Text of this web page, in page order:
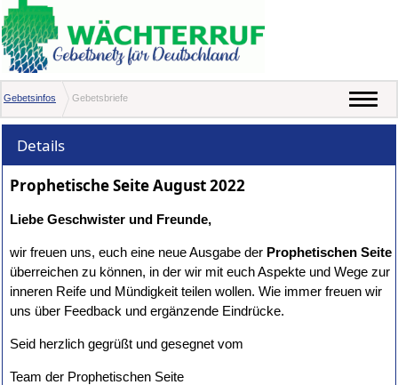
Gebetsinfos Gebetsbriefe
Details
Prophetische Seite August 2022
Liebe Geschwister und Freunde,
wir freuen uns, euch eine neue Ausgabe der Prophetischen Seite
überreichen zu können, in der wir mit euch Aspekte und Wege zur
inneren Reife und Mündigkeit teilen wollen. Wie immer freuen wir
uns über Feedback und ergänzende Eindrücke.
Seid herzlich gegrüßt und gesegnet vom
Team der Prophetischen Seite